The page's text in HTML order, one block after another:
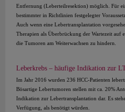
Entfernung (Leberteilresektion) möglich. Für
bestimmter in Richtlinien festgelegter
Auch wenn eine Lebertransplantation
Therapien als Überbrückung der Wartezeit auf
die Tumoren am Weiterwachsen zu hindern.
Leberkrebs – häufige Indikation zur
Im Jahr 2016 wurden 236 HCC-Patienten
Bösartige Lebertumoren stellen mit ca. 20%
Indikation zur Lebertransplantation dar. Es
Verfügung, als benötigt würden.